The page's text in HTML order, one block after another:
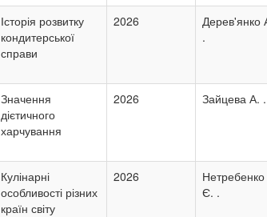
Історія розвитку
кондитерської
справи
2026
Дерев'янко
.
Значення
дієтичного
харчування
2026 Зайцева А. .
Кулінарні
особливості різних
країн світу
2026
Нетребенко
Є. .